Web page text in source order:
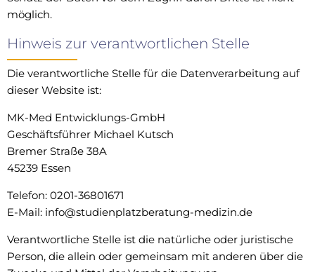
möglich.
Hinweis zur verantwortlichen Stelle
Die verantwortliche Stelle für die Datenverarbeitung auf
dieser Website ist:
MK-Med Entwicklungs-GmbH
Geschäftsführer Michael Kutsch
Bremer Straße 38A
45239 Essen
Telefon: 0201-36801671
E-Mail: info@studienplatzberatung-medizin.de
Verantwortliche Stelle ist die natürliche oder juristische
Person, die allein oder gemeinsam mit anderen über die